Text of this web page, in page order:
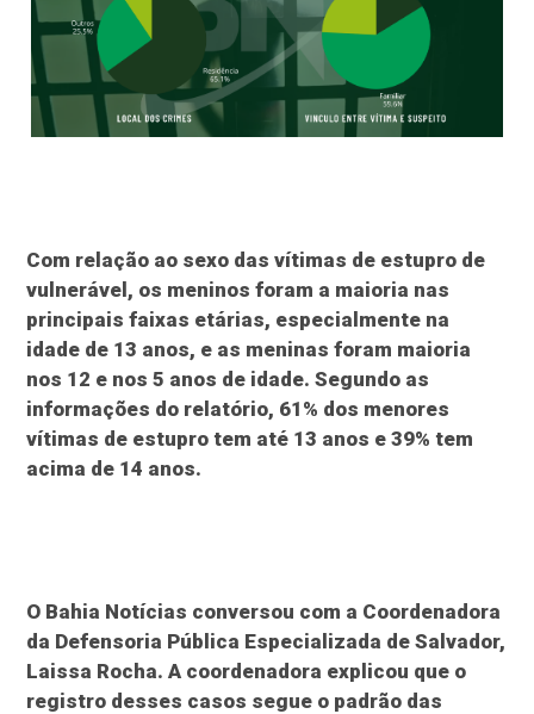
Com relação ao sexo das vítimas de estupro de
vulnerável, os meninos foram a maioria nas
principais faixas etárias, especialmente na
idade de 13 anos, e as meninas foram maioria
nos 12 e nos 5 anos de idade. Segundo as
informações do relatório, 61% dos menores
vítimas de estupro tem até 13 anos e 39% tem
acima de 14 anos.
O Bahia Notícias conversou com a Coordenadora
da Defensoria Pública Especializada de Salvador,
Laissa Rocha. A coordenadora explicou que o
registro desses casos segue o padrão das